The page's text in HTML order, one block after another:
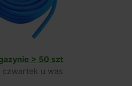
> 50 szt
czwartek u was